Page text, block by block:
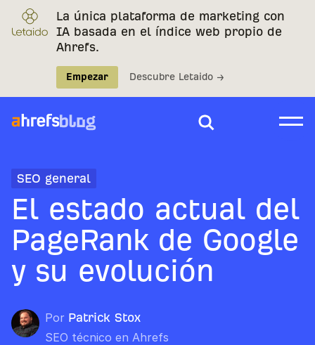
La única plataforma de marketing con
IA basada en el índice web propio de
Ahrefs.
Empezar Descubre Letaido →
SEO general
El estado actual del
PageRank de Google
y su evolución
Por Patrick Stox
SEO técnico en Ahrefs